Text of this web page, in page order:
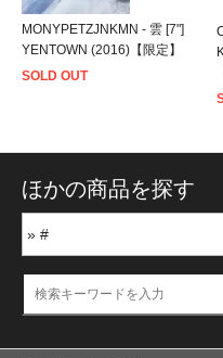
MONYPETZJNKMN - 雲 [7"]
YENTOWN (2016)【限定】
SOLD OUT
ほかの商品を探す